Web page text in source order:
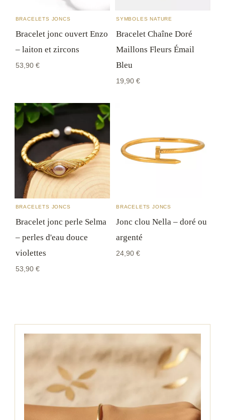
−10 % sur votre première commande
Recevez votre code par email, plus quelques
conseils bijoux de temps en temps. Pas de
spam, désinscription en un clic.
Retours sous 14 jours
après réception : si le bijou ne
Les détails pratiques sont dans notre FAQ.
BRACELETS JONCS
Bracelet jonc ouvert Enzo
– laiton et zircons
53,90 €
SYMBOLES NATURE
Bracelet Chaîne Doré
Maillons Fleurs Émail
Bleu
19,90 €
BRACELETS JONCS
Bracelet jonc perle Selma
– perles d'eau douce
violettes
53,90 €
BRACELETS JONCS
Jonc clou Nella – doré ou
argenté
24,90 €